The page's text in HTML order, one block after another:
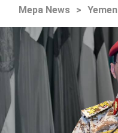
Mepa News > Yemen